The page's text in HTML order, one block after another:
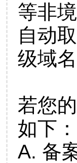
等非
自动
级域
若您
如下：
A. 备